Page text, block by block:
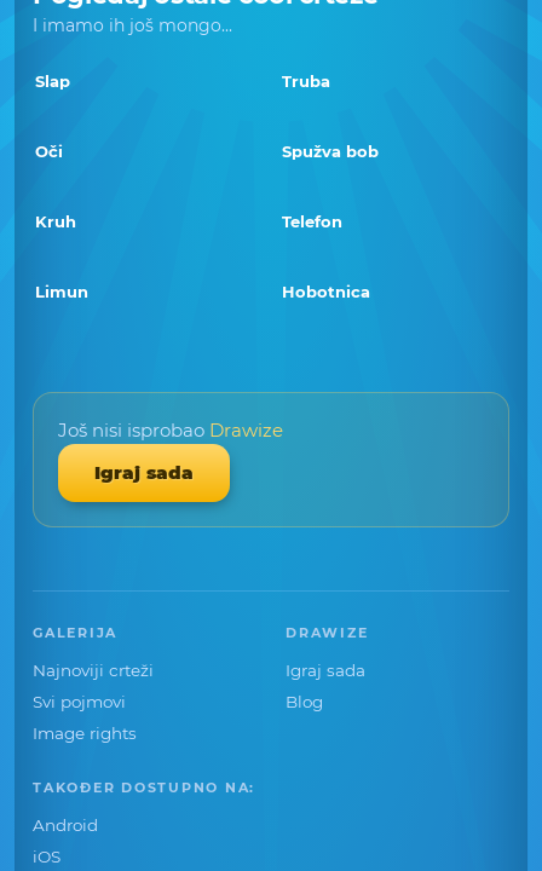
I imamo ih još mongo...
Slap Truba
Oči Spužva bob
Kruh Telefon
Limun Hobotnica
Još nisi isprobao Drawize
Igraj sada
GALERIJA
Najnoviji crteži
Svi pojmovi
Image rights
DRAWIZE
Igraj sada
Blog
TAKOĐER DOSTUPNO NA:
Android
iOS